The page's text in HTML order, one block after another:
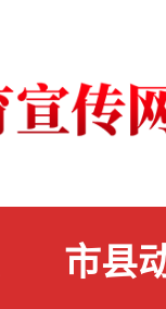
市县